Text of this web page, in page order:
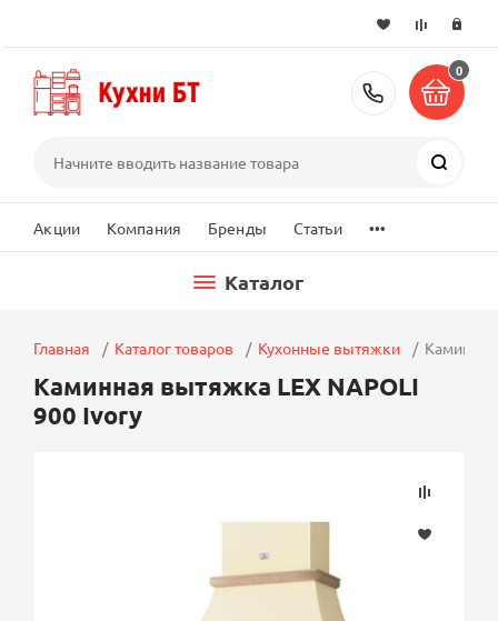
+7 (495)
0
Акции Компания Бренды Статьи ...
Каталог
Главная Каталог товаров Кухонные вытяжки
Каминная вытяжка LEX NAPOLI
900 Ivory